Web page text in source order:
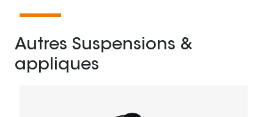
Autres Suspensions &
appliques